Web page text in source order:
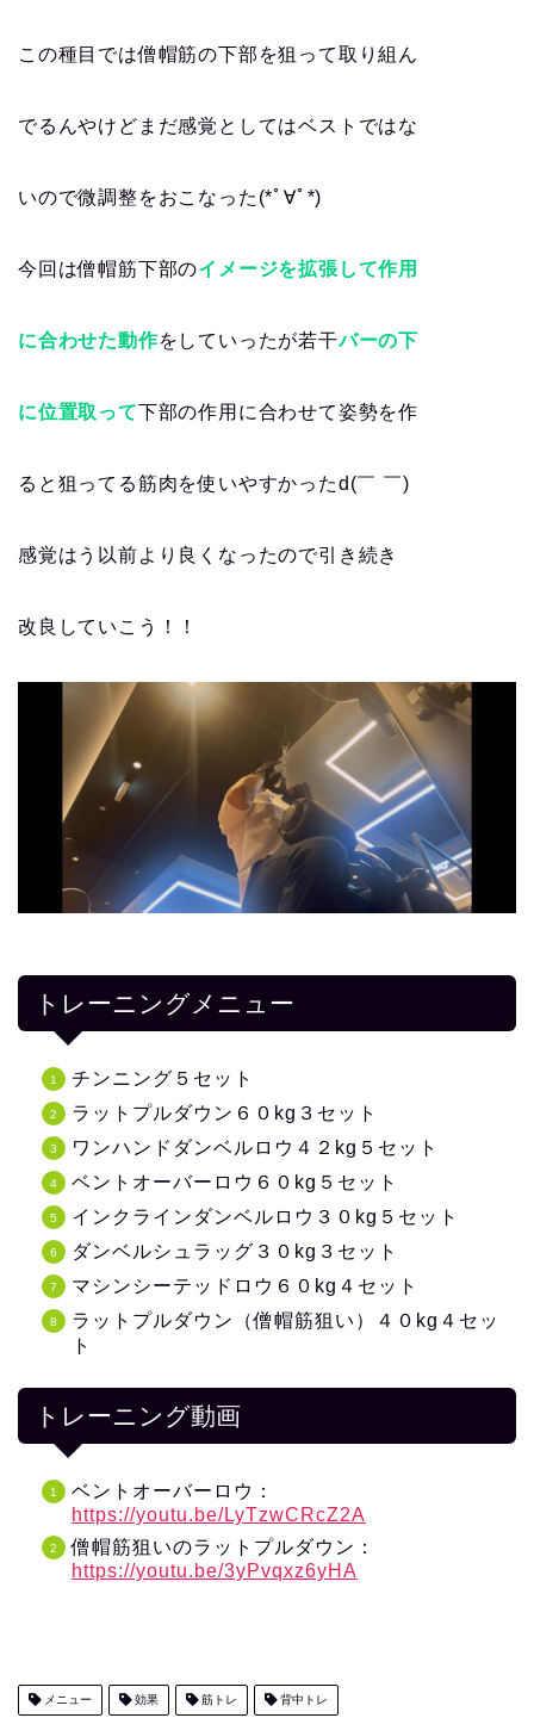
この種目では僧帽筋の下部を狙って取り組ん
でるんやけどまだ感覚としてはベストではな
いので微調整をおこなった(*ﾟ∀ﾟ*)
今回は僧帽筋下部のイメージを拡張して作用
に合わせた動作をしていったが若干バーの下
に位置取って下部の作用に合わせて姿勢を作
ると狙ってる筋肉を使いやすかったd(￣ ￣)
感覚はう以前より良くなったので引き続き
改良していこう！！
トレーニングメニュー
チンニング５セット
ラットプルダウン６０kg３セット
ワンハンドダンベルロウ４２kg５セット
ベントオーバーロウ６０kg５セット
インクラインダンベルロウ３０kg５セット
ダンベルシュラッグ３０kg３セット
マシンシーテッドロウ６０kg４セット
ラットプルダウン（僧帽筋狙い）４０kg４セッ
ト
トレーニング動画
ベントオーバーロウ：
https://youtu.be/LyTzwCRcZ2A
僧帽筋狙いのラットプルダウン：
https://youtu.be/3yPvqxz6yHA
メニュー 効果 筋トレ 背中トレ